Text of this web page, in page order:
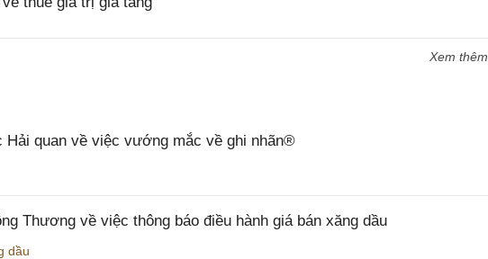
Xem thêm
Hải quan về việc vướng mắc về ghi nhãn®
Thương về việc thông báo điều hành giá bán xăng dầu
dầu